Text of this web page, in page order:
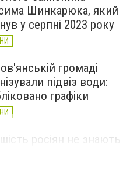
Шинкарюка, який
у серпні 2023 року
громаді
підвіз води:
графіки
росіян не знають